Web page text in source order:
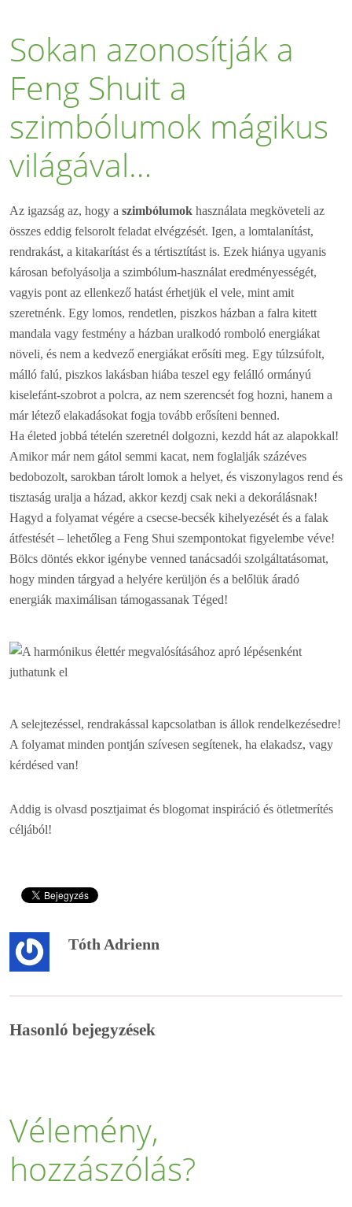
Sokan azonosítják a
Feng Shuit a
szimbólumok mágikus
világával…
Az igazság az, hogy a szimbólumok használata megköveteli az
összes eddig felsorolt feladat elvégzését. Igen, a lomtalanítást,
rendrakást, a kitakarítást és a tértisztítást is. Ezek hiánya ugyanis
károsan befolyásolja a szimbólum-használat eredményességét,
vagyis pont az ellenkező hatást érhetjük el vele, mint amit
szeretnénk. Egy lomos, rendetlen, piszkos házban a falra kitett
mandala vagy festmény a házban uralkodó romboló energiákat
növeli, és nem a kedvező energiákat erősíti meg. Egy túlzsúfolt,
málló falú, piszkos lakásban hiába teszel egy felálló ormányú
kiselefánt-szobrot a polcra, az nem szerencsét fog hozni, hanem a
már létező elakadásokat fogja tovább erősíteni benned.
Ha életed jobbá tételén szeretnél dolgozni, kezdd hát az alapokkal!
Amikor már nem gátol semmi kacat, nem foglalják százéves
bedobozolt, sarokban tárolt lomok a helyet, és viszonylagos rend és
tisztaság uralja a házad, akkor kezdj csak neki a dekorálásnak!
Hagyd a folyamat végére a csecse-becsék kihelyezését és a falak
átfestését – lehetőleg a Feng Shui szempontokat figyelembe véve!
Bölcs döntés ekkor igénybe venned tanácsadói szolgáltatásomat,
hogy minden tárgyad a helyére kerüljön és a belőlük áradó
energiák maximálisan támogassanak Téged!
A selejtezéssel, rendrakással kapcsolatban is állok rendelkezésedre!
A folyamat minden pontján szívesen segítenek, ha elakadsz, vagy
kérdésed van!
Addig is olvasd posztjaimat és blogomat inspiráció és ötletmerítés
céljából!
Tóth Adrienn
Hasonló bejegyzések
Vélemény,
hozzászólás?